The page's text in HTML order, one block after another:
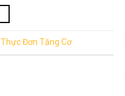
Thực Đơn Tăng Cơ